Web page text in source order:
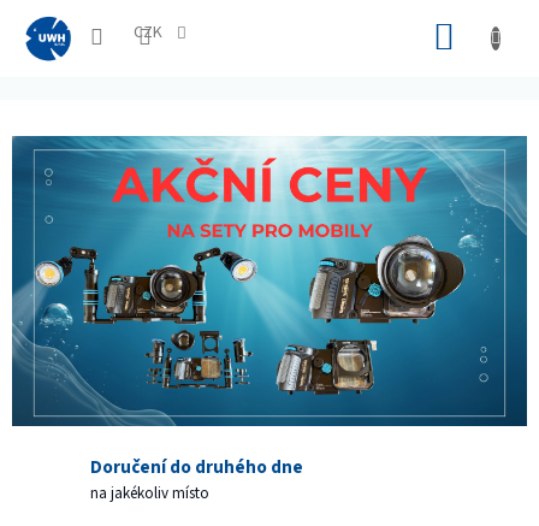
obsah
CZK
Doručení do druhého dne
na jakékoliv místo